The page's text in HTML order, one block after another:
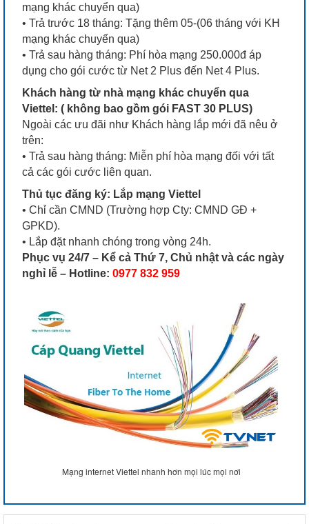
mạng khác chuyển qua)
• Trả trước 18 tháng: Tặng thêm 05-(06 tháng với KH
mạng khác chuyển qua)
• Trả sau hàng tháng: Phí hòa mạng 250.000đ áp
dụng cho gói cước từ Net 2 Plus đến Net 4 Plus.
Khách hàng từ nhà mạng khác chuyển qua
Viettel: ( không bao gồm gói FAST 30 PLUS)
Ngoài các ưu đãi như Khách hàng lắp mới đã nêu ở
trên:
• Trả sau hàng tháng: Miễn phí hòa mạng đối với tất
cả các gói cước liên quan.
Thủ tục đăng ký: Lắp mạng Viettel
• Chỉ cần CMND (Trường hợp Cty: CMND GĐ +
GPKD).
• Lắp đặt nhanh chóng trong vòng 24h.
Phục vụ 24/7 – Kể cả Thứ 7, Chủ nhật và các ngày
nghỉ lễ – Hotline: 0977 832 959
Mạng internet Viettel nhanh hơn mọi lúc mọi nơi